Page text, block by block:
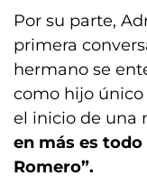
Por su parte,
primera
hermano se
como hijo
el inicio de una
en más es
Romero”.